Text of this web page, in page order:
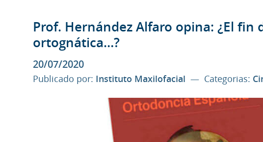
SURGERY FIRST
PLANIFICACIÓN 3D
FAQS
CASOS CLÍNICOS
PLANIFICACIÓN 3D
Prof. Hernández Alfaro opina: ¿El fin
ortognática…?
20/07/2020
Publicado por: Instituto Maxilofacial — Categorias: